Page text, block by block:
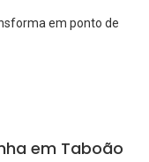
em ponto de
em Taboão